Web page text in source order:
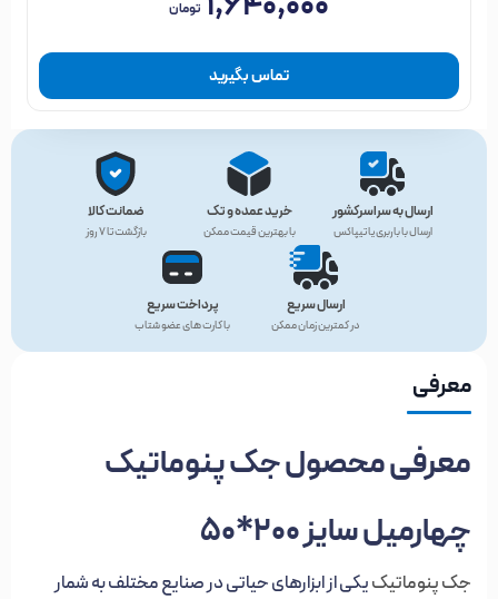
تومان
تماس بگیرید
ارسال به سراسرکشور
ارسال با باربری یا تیپاکس
خرید عمده و تک
با بهترین قیمت ممکن
ضمانت کالا
بازگشت تا ۷ روز
ارسال سریع
در کمترین زمان ممکن
پرداخت سریع
با کارت های عضو شتاب
معرفی
معرفی محصول جک پنوماتیک
چهارمیل سایز 200*50
جک‌ پنوماتیکیکی از ابزارهای حیاتی در صنایع مختلف به شمار